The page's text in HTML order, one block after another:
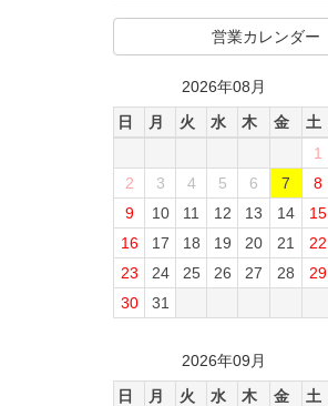
営業カレンダー
2026年08月
日
月 火 水 木 金
土
1
2
3 4 5 6 7
8
9
10 11 12 13 14
15
16
17 18 19 20 21
22
23
24 25 26 27 28
29
30
31
2026年09月
日
月 火 水 木 金 土